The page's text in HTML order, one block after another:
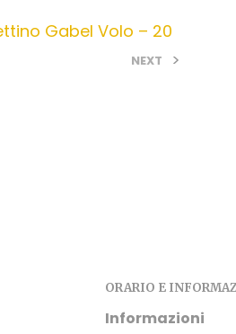
N
E
C
Gabel Volo – 20
NEXT >
ORARIO E
Informazioni